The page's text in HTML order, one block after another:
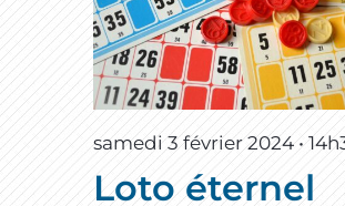
samedi 3 février 2024 •
Loto éternel